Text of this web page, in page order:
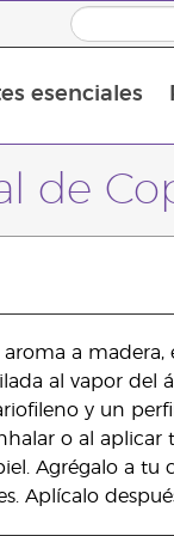
esenciales
de
a
al vapor del
y un
o al
Agrégalo a tu
Aplícalo